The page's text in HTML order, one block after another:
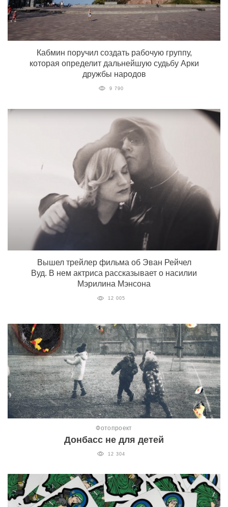
Кабмин поручил создать рабочую группу,
которая определит дальнейшую судьбу Арки
дружбы народов
9 790
Вышел трейлер фильма об Эван Рейчел
Вуд. В нем актриса рассказывает о насилии
Мэрилина Мэнсона
12 005
Фотопроект
Донбасс не для детей
12 304